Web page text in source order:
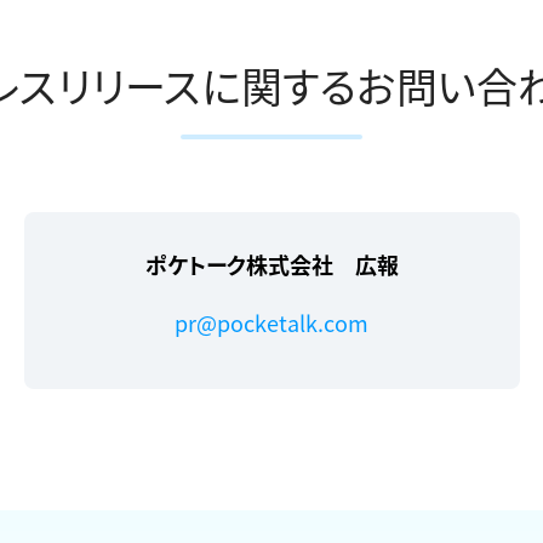
スリリースに関するお問い合
ポケトーク株式会社 広報
pr@pocketalk.com